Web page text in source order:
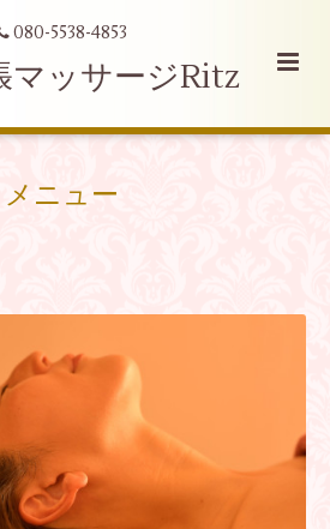
080-5538-4853
マッサージRitz
メニュー